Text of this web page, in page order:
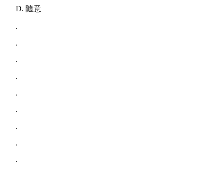
D. 隨意
.
.
.
.
.
.
.
.
.